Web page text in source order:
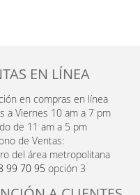
EN LÍNEA
en compras en línea
a Viernes 10 am a 7 pm
de 11 am a 5 pm
de Ventas:
del área metropolitana
99 70 95 opción 3